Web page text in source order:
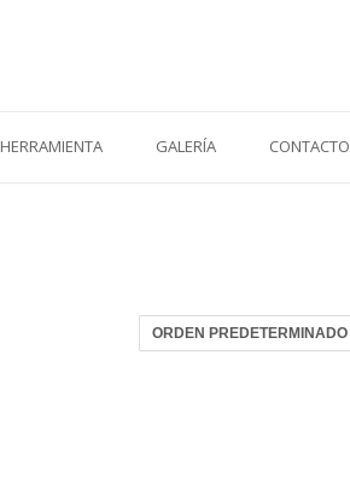
HERRAMIENTA GALERÍA CONTACTO